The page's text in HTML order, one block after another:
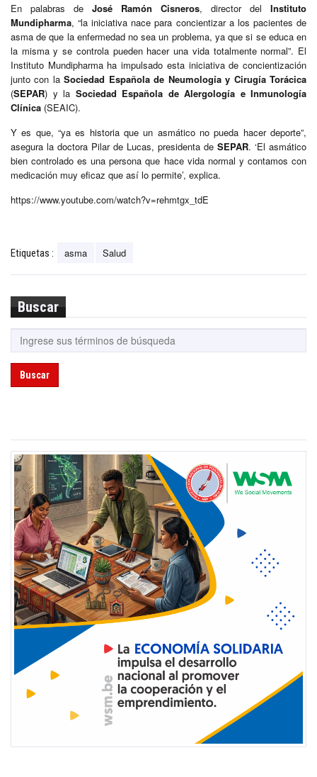
En palabras de José Ramón Cisneros, director del Instituto
Mundipharma, “la iniciativa nace para concientizar a los pacientes de
asma de que la enfermedad no sea un problema, ya que si se educa en
la misma y se controla pueden hacer una vida totalmente normal”. El
Instituto Mundipharma ha impulsado esta iniciativa de concientización
junto con laSociedad Españolade Neumología y Cirugía Torácica
(SEPAR) y la Sociedad Española de Alergología e Inmunología
Clínica (SEAIC).
Y es que, “ya es historia que un asmático no pueda hacer deporte”,
asegura la doctora Pilar de Lucas, presidenta de SEPAR. ‘El asmático
bien controlado es una persona que hace vida normal y contamos con
medicación muy eficaz que así lo permite’, explica.
https://www.youtube.com/watch?v=rehmtgx_tdE
Etiquetas : asma Salud
Buscar
Buscar